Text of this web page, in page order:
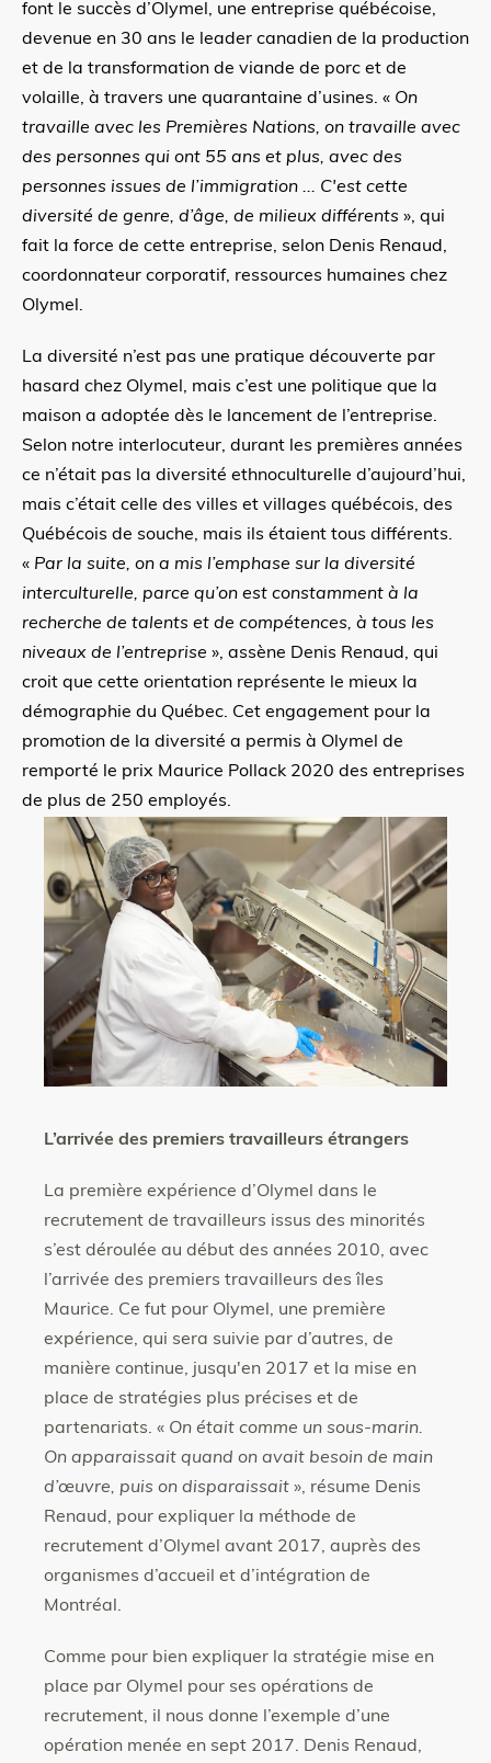
font le succès d’Olymel, une entreprise québécoise,
devenue en 30 ans le leader canadien de la production
et de la transformation de viande de porc et de
volaille, à travers une quarantaine d’usines. « On
travaille avec les Premières Nations, on travaille avec
des personnes qui ont 55 ans et plus, avec des
personnes issues de l’immigration ... C'est cette
diversité de genre, d’âge, de milieux différents », qui
fait la force de cette entreprise, selon Denis Renaud,
coordonnateur corporatif, ressources humaines chez
Olymel.
La diversité n’est pas une pratique découverte par
hasard chez Olymel, mais c’est une politique que la
maison a adoptée dès le lancement de l’entreprise.
Selon notre interlocuteur, durant les premières années
ce n’était pas la diversité ethnoculturelle d’aujourd’hui,
mais c’était celle des villes et villages québécois, des
Québécois de souche, mais ils étaient tous différents.
« Par la suite, on a mis l’emphase sur la diversité
interculturelle, parce qu’on est constamment à la
recherche de talents et de compétences, à tous les
niveaux de l’entreprise », assène Denis Renaud, qui
croit que cette orientation représente le mieux la
démographie du Québec. Cet engagement pour la
promotion de la diversité a permis à Olymel de
remporté le prix Maurice Pollack 2020 des entreprises
de plus de 250 employés.
Contenu
supplémentaire
L’arrivée des premiers travailleurs étrangers
La première expérience d’Olymel dans le
recrutement de travailleurs issus des minorités
s’est déroulée au début des années 2010, avec
l’arrivée des premiers travailleurs des îles
Maurice. Ce fut pour Olymel, une première
expérience, qui sera suivie par d’autres, de
manière continue, jusqu'en 2017 et la mise en
place de stratégies plus précises et de
partenariats. « On était comme un sous-marin.
On apparaissait quand on avait besoin de main
d’œuvre, puis on disparaissait », résume Denis
Renaud, pour expliquer la méthode de
recrutement d’Olymel avant 2017, auprès des
organismes d’accueil et d’intégration de
Montréal.
Comme pour bien expliquer la stratégie mise en
place par Olymel pour ses opérations de
recrutement, il nous donne l’exemple d’une
opération menée en sept 2017. Denis Renaud,